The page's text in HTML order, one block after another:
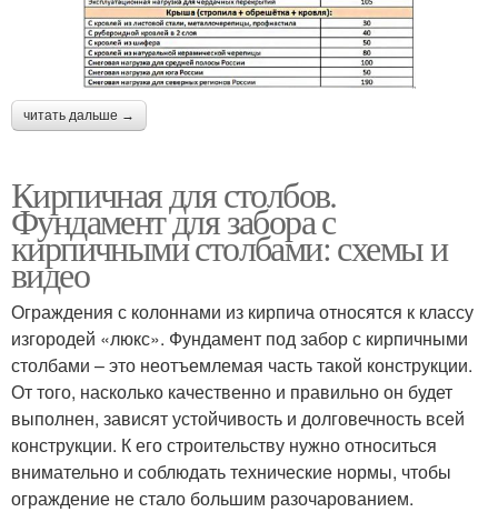
читать дальше →
Кирпичная для столбов.
Фундамент для забора с
кирпичными столбами: схемы и
видео
Ограждения с колоннами из кирпича относятся к классу
изгородей «люкс». Фундамент под забор с кирпичными
столбами – это неотъемлемая часть такой конструкции.
От того, насколько качественно и правильно он будет
выполнен, зависят устойчивость и долговечность всей
конструкции. К его строительству нужно относиться
внимательно и соблюдать технические нормы, чтобы
ограждение не стало большим разочарованием.